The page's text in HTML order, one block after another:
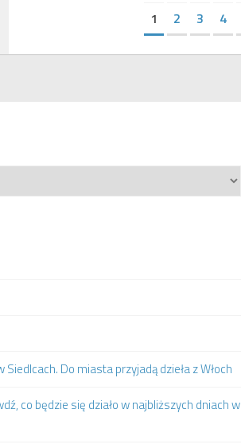
1 2 3 4
Do miasta przyjadą dzieła z Włoch
co będzie się działo w najbliższych dniach w